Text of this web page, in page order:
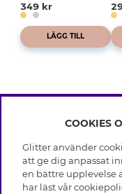
349 kr
LÄGG TILL
COOKIES
Glitter använder
att ge dig anpassat
en bättre upplevelse
har läst vår